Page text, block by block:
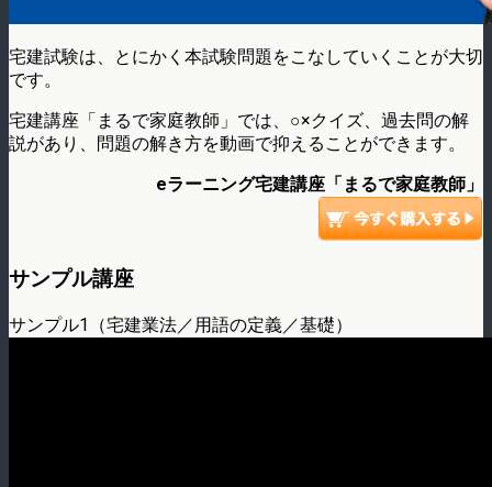
宅建試験は、とにかく本試験問題をこなしていくことが大切
です。
宅建講座「まるで家庭教師」では、○×クイズ、過去問の解
説があり、問題の解き方を動画で抑えることができます。
eラーニング宅建講座「まるで家庭教師」
サンプル講座
サンプル1（宅建業法／用語の定義／基礎）